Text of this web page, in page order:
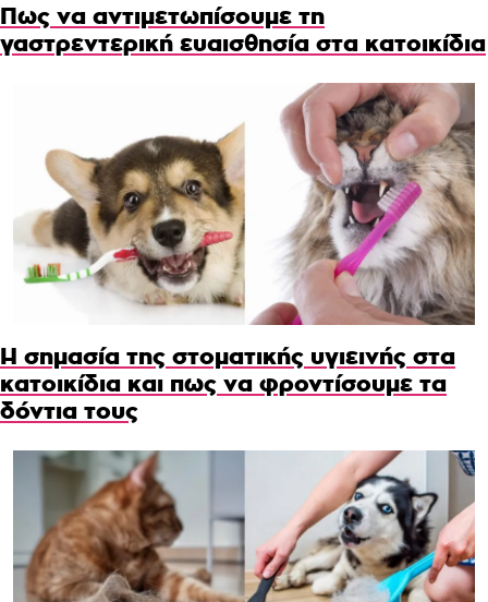
Πως να αντιμετωπίσουμε τη
γαστρεντερική ευαισθησία στα κατοικίδια
Η σημασία της στοματικής υγιεινής στα
κατοικίδια και πως να φροντίσουμε τα
δόντια τους